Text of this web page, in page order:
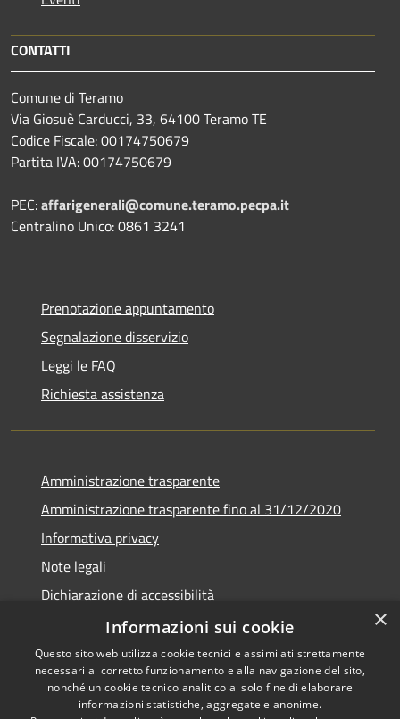
CONTATTI
Comune di Teramo
Via Giosuè Carducci, 33, 64100 Teramo TE
Codice Fiscale: 00174750679
Partita IVA: 00174750679
PEC:affarigenerali@comune.teramo.pecpa.it
Centralino Unico: 0861 3241
Prenotazione appuntamento
Segnalazione disservizio
Leggi le FAQ
Richiesta assistenza
Amministrazione trasparente
Amministrazione trasparente fino al 31/12/2020
Informativa privacy
Note legali
Dichiarazione di accessibilità
Accessibilità
Copyright © 2026 • Comune di
Teramo • Powered by
×
Informazioni sui cookie
Questo sito web utilizza cookie tecnici e assimilati strettamente
necessari al corretto funzionamento e alla navigazione del sito,
nonché un cookie tecnico analitico al solo fine di elaborare
informazioni statistiche, aggregate e anonime.